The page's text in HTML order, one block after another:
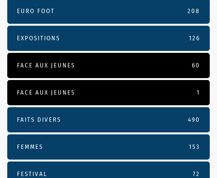
EURO FOOT 208
EXPOSITIONS 126
FACE AUX JEUNES 60
FACE AUX JEUNES 1
FAITS DIVERS 490
FEMMES 153
FESTIVAL 72